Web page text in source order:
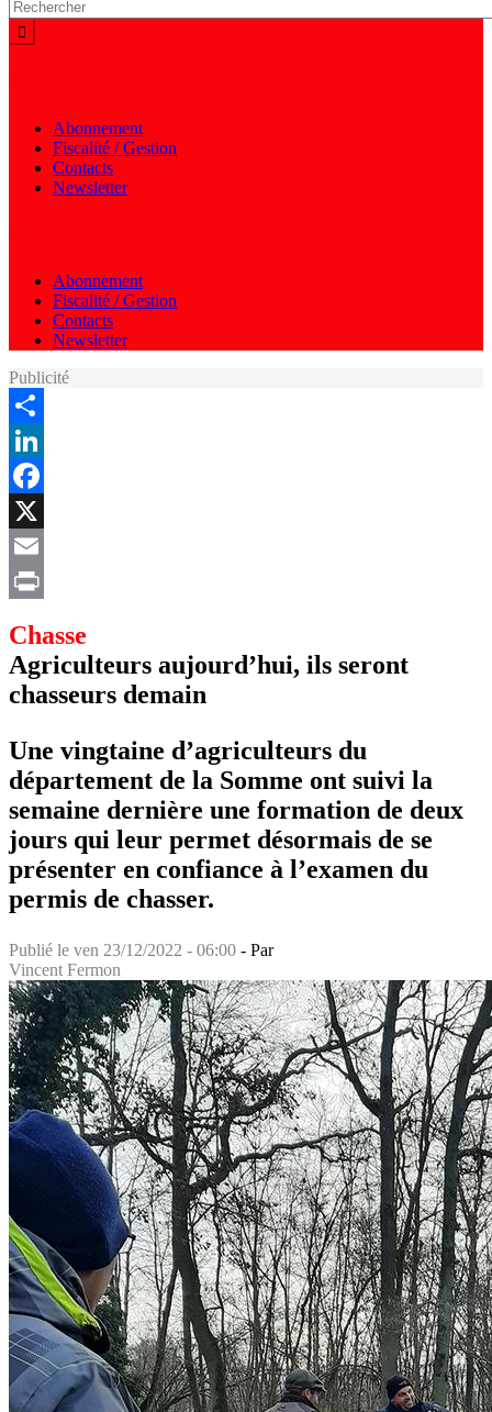
Abonnement
Fiscalité / Gestion
Contacts
Newsletter
Abonnement
Fiscalité / Gestion
Contacts
Newsletter
Publicité
Share
LinkedIn
Facebook
X
Email
Chasse
Agriculteurs aujourd’hui, ils seront
chasseurs demain
Une vingtaine d’agriculteurs du
département de la Somme ont suivi la
semaine dernière une formation de deux
jours qui leur permet désormais de se
présenter en confiance à l’examen du
permis de chasser.
Publié le ven 23/12/2022 - 06:00 - Par
Vincent Fermon